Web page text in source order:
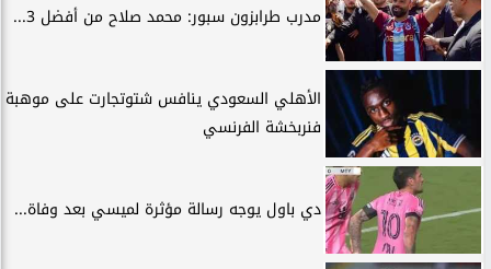
مدرب طرابزون سبور: محمد صلاح من أفضل 3...
الأهلي السعودي ينافس شتوتجارت على موهبة
فنربخشة الفرنسي
دي باول يوجه رسالة مؤثرة لميسي بعد وفاة...